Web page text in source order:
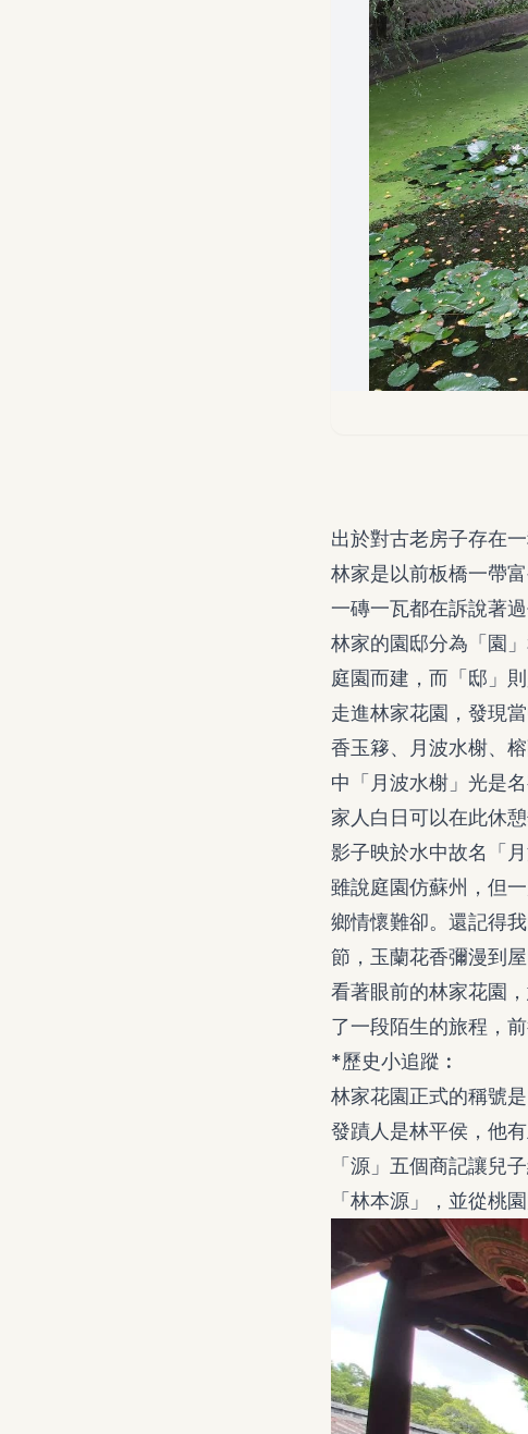
出於對古老房子存在
林家是以前板橋一帶
一磚一瓦都在訴說著
林家的園邸分為「園
庭園而建，而「邸」
走進林家花園，發現
香玉簃、月波水榭、
中「月波水榭」光是
家人白日可以在此休
影子映於水中故名「
雖說庭園仿蘇州，但
鄉情懷難卻。還記得
節，玉蘭花香彌漫到
看著眼前的林家花園
了一段陌生的旅程，
*歷史小追蹤︰
林家花園正式的稱號
發蹟人是林平侯，他
「源」五個商記讓兒
「林本源」，並從桃